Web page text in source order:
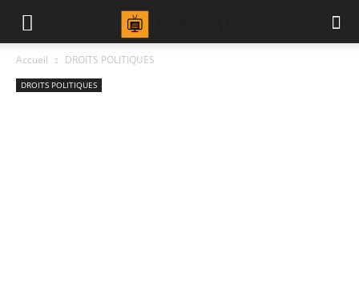
Accueil DROITS POLITIQUES
DROITS POLITIQUES